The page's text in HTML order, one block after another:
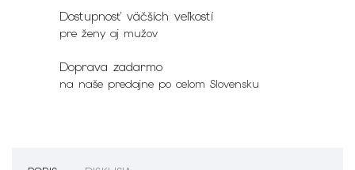
Dostupnosť väčších veľkostí
pre ženy aj mužov
Doprava zadarmo
na naše predajne po celom Slovensku